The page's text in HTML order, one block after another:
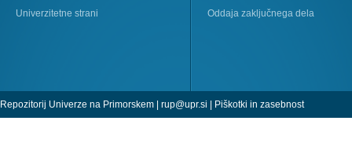
Univerzitetne strani
Oddaja zaključnega dela
Repozitorij Univerze na Primorskem | rup@upr.si | Piškotki in zasebnost